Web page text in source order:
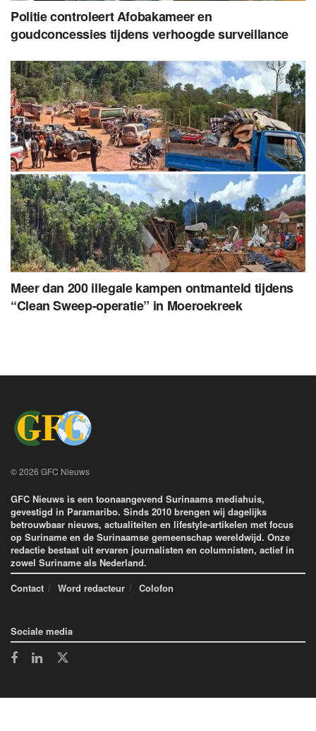
Politie controleert Afobakameer en
goudconcessies tijdens verhoogde surveillance
Meer dan 200 illegale kampen ontmanteld tijdens
“Clean Sweep-operatie” in Moeroekreek
© 2026 GFC Nieuws
GFC Nieuws is een toonaangevend Surinaams mediahuis,
gevestigd in Paramaribo. Sinds 2010 brengen wij dagelijks
betrouwbaar nieuws, actualiteiten en lifestyle-artikelen met focus
op Suriname en de Surinaamse gemeenschap wereldwijd. Onze
redactie bestaat uit ervaren journalisten en columnisten, actief in
zowel Suriname als Nederland.
Contact
Word redacteur Colofon
Sociale media